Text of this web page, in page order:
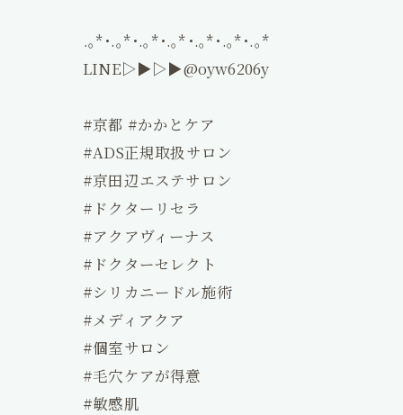
⁡⁡⁡.｡*･.｡*･.｡*･.｡*･.｡*･.｡*･.｡*
LINE▷▶︎▷▶︎@oyw6206y
#京都 #かかとケア
#ADS正規取扱サロン
#京田辺エステサロン
#ドクターリセラ
#アクアヴィーナス
#ドクターセレクト
#シリカニードル施術
#メディアクア
#個室サロン
#毛穴ケアが得意
#敏感肌⁡⁡⁡